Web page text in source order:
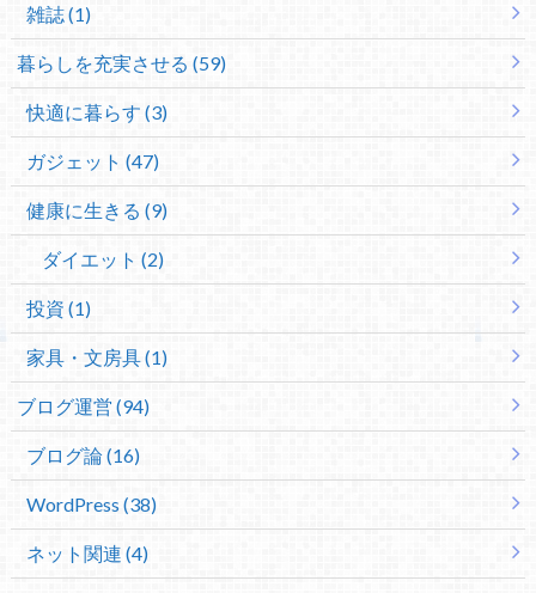
雑誌 (1)
暮らしを充実させる (59)
快適に暮らす (3)
ガジェット (47)
健康に生きる (9)
ダイエット (2)
投資 (1)
家具・文房具 (1)
ブログ運営 (94)
ブログ論 (16)
WordPress (38)
ネット関連 (4)